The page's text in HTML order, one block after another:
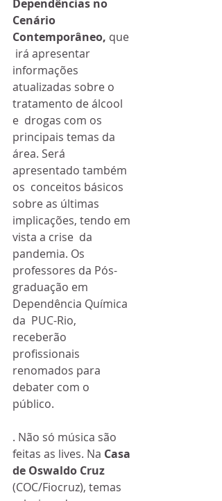
Dependências no
Cenário
Contemporâneo, que
irá apresentar
informações
atualizadas sobre o
tratamento de álcool
e  drogas com os
principais temas da
área. Será
apresentado também
os  conceitos básicos
sobre as últimas
implicações, tendo em
vista a crise  da
pandemia. Os
professores da Pós-
graduação em
Dependência Química
da  PUC-Rio,
receberão
profissionais
renomados para
debater com o
público.
. Não só música são
feitas as lives. Na Casa
de Oswaldo Cruz
(COC/Fiocruz), temas